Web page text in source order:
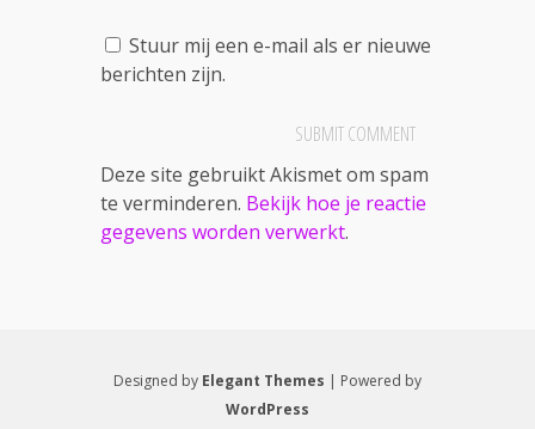
Stuur mij een e-mail als er nieuwe
berichten zijn.
Deze site gebruikt Akismet om spam
te verminderen. Bekijk hoe je reactie
gegevens worden verwerkt.
Designed by Elegant Themes | Powered by
WordPress